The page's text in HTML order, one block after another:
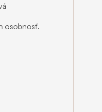
osobnosť.